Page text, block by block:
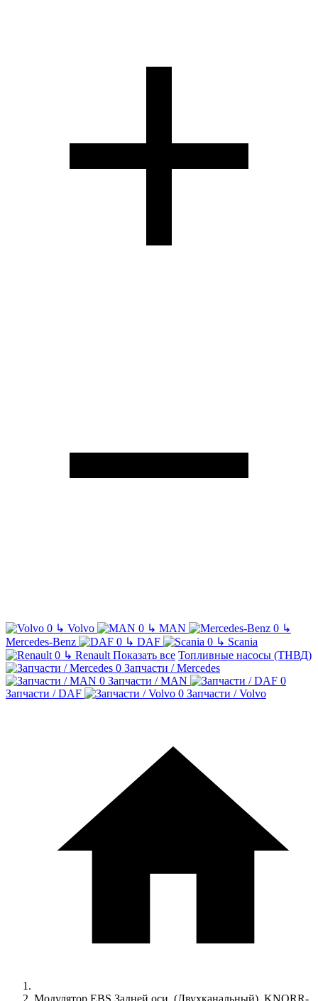
↳ Volvo ↳ MAN
↳
Mercedes-Benz
↳ DAF ↳ Scania
↳ Renault Показать все Топливные насосы (ТНВД)
Запчасти / Mercedes
Запчасти / MAN
Запчасти / DAF
Запчасти / Volvo